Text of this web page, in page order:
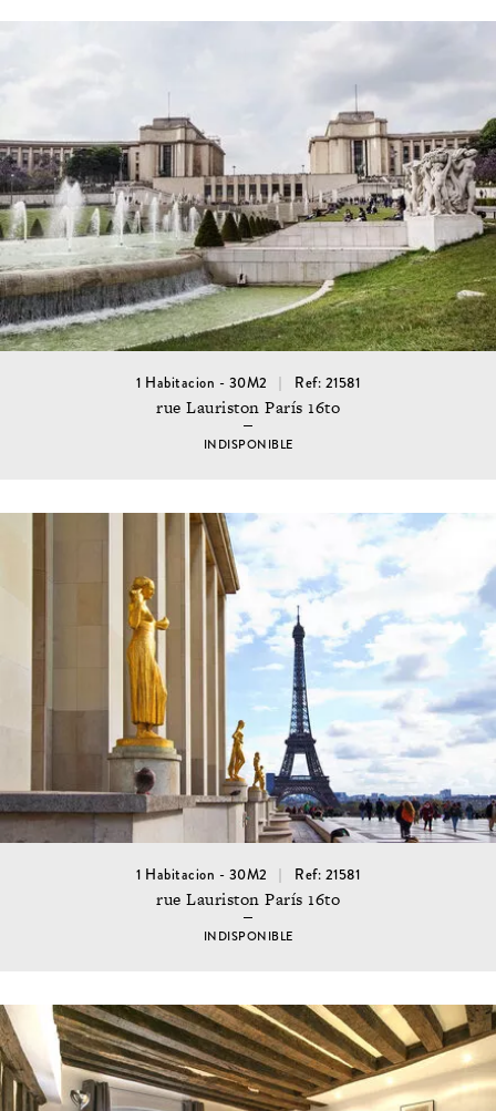
1 Habitacion - 30M2 Ref: 21581
rue Lauriston París 16to
INDISPONIBLE
1 Habitacion - 30M2 Ref: 21581
rue Lauriston París 16to
INDISPONIBLE